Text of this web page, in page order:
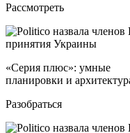
Рассмотреть
«Серия плюс»: умные
планировки и
Разобраться